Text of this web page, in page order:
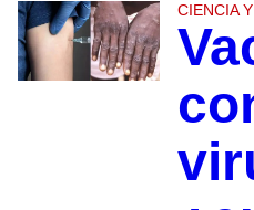
CIENCIA